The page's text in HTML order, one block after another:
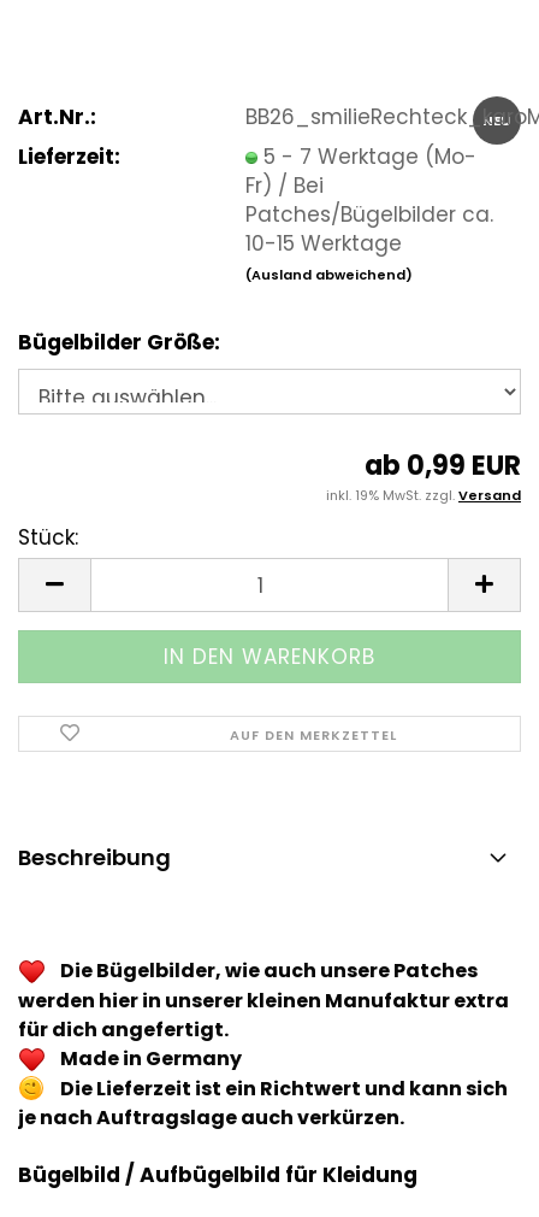
NEU
Art.Nr.:
Lieferzeit:
5 - 7 Werktage (Mo-
Fr) / Bei
Patches/Bügelbilder ca.
10-15 Werktage
(Ausland abweichend)
Bügelbilder Größe:
ab 0,99 EUR
inkl. 19% MwSt. zzgl.Versand
Stück:
AUF DEN MERKZETTEL
Beschreibung
Die Bügelbilder, wie auch unsere Patches
werden hier in unserer kleinen Manufaktur extra
für dich angefertigt.
Made in Germany
Die Lieferzeit ist ein Richtwert und kann sich
je nach Auftragslage auch verkürzen.
Bügelbild / Aufbügelbild für Kleidung